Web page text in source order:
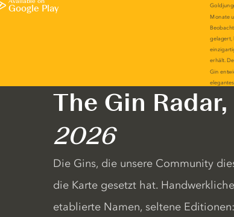
Google Play
The Gin Radar,
2026
Die Gins, die unsere Community
die Karte gesetzt hat.
etablierte Namen, seltene